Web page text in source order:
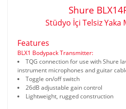
Shure
Stüdyo İçi Telsiz Yaka
Features
BLX1 Bodypack Transmitter:
TQG connection for use with Shure
instrument microphones and guitar
Toggle on/off switch
26dB adjustable gain control
Lightweight, rugged construction